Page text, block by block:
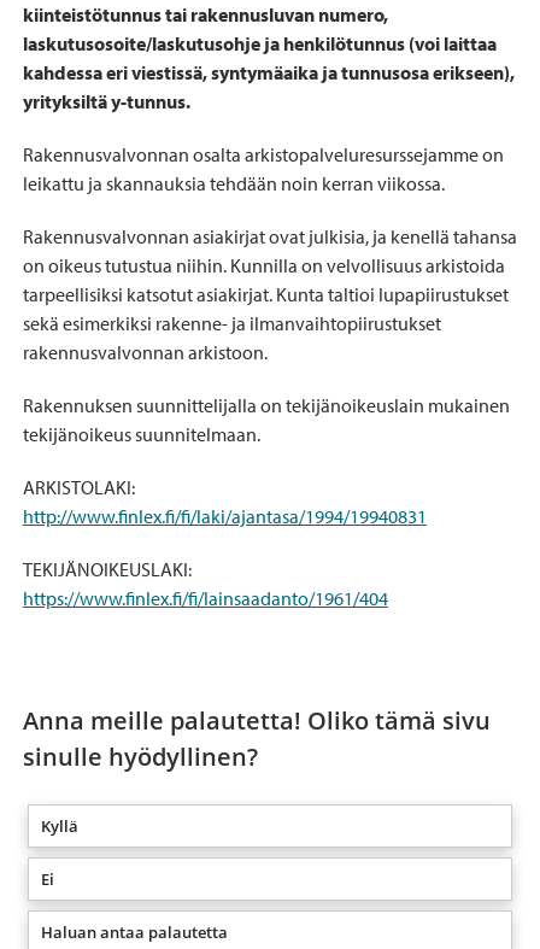
kiinteistötunnus tai rakennusluvan numero,
laskutusosoite/laskutusohje ja henkilötunnus (voi laittaa
kahdessa eri viestissä, syntymäaika ja tunnusosa erikseen),
yrityksiltä y-tunnus.
Rakennusvalvonnan osalta arkistopalveluresurssejamme on
leikattu ja skannauksia tehdään noin kerran viikossa.
Rakennusvalvonnan asiakirjat ovat julkisia, ja kenellä tahansa
on oikeus tutustua niihin. Kunnilla on velvollisuus arkistoida
tarpeellisiksi katsotut asiakirjat. Kunta taltioi lupapiirustukset
sekä esimerkiksi rakenne- ja ilmanvaihtopiirustukset
rakennusvalvonnan arkistoon.
Rakennuksen suunnittelijalla on tekijänoikeuslain mukainen
tekijänoikeus suunnitelmaan.
ARKISTOLAKI:
http://www.finlex.fi/fi/laki/ajantasa/1994/19940831
TEKIJÄNOIKEUSLAKI:
https://www.finlex.fi/fi/lainsaadanto/1961/404
Anna meille palautetta! Oliko tämä sivu
sinulle hyödyllinen?
Kyllä
Ei
Haluan antaa palautetta